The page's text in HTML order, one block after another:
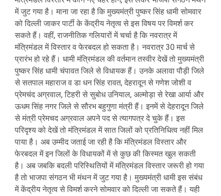
में जुट गया है। माना जा रहा है कि मुख्यमंत्री पुष्कर सिंह धामी सोमवार
को दिल्ली जाकर पार्टी के केंद्रीय नेतृत्व से इस विषय पर विमर्श कर
सकते हैं। वहीं, राजनीतिक गलियारों में चर्चा है कि नवरात्र में
मंत्रिमंडल में विस्तार व फेरबदल हो सकता है। नवरात्र 30 मार्च से
प्रारंभ हो रहे हैं। धामी मंत्रिमंडल की वर्तमान तस्वीर देखें तो मुख्यमंत्री
पुष्कर सिंह धामी चंपावत जिले से विधायक हैं। उनके अलावा पौड़ी जिले
से सतपाल महाराज व डा धन सिंह रावत, देहरादून से गणेश जोशी व
प्रेमचंद अग्रवाल, टिहरी से सुबोध उनियाल, अल्मोड़ा से रेखा आर्या और
ऊधम सिंह नगर जिले से सौरभ बहुगुणा मंत्री हैं। इनमें से देहरादून जिले
से मंत्री प्रेमचद अग्रवाल अपने पद से त्यागपत्र दे चुके हैं। इस
परिदृश्य को देखें तो मंत्रिमंडल में सात जिलों को प्रतिनिधित्व नहीं मिल
पाया है। अब उम्मीद जताई जा रही है कि मंत्रिमंडल विस्तार और
फेरबदल में इन जिलों के विधायकों में से कुछ की किस्मत खुल सकती
है। अब जबकि बदली परिस्थितियों में मंत्रिमंडल विस्तार जरूरी हो गया
है तो भाजपा संगठन भी मंथन में जुट गया है। मुख्यमंत्री धामी इस संबंध
में केंद्रीय नेतृत्व से विमर्श करने सोमवार को दिल्ली जा सकते हैं। यही